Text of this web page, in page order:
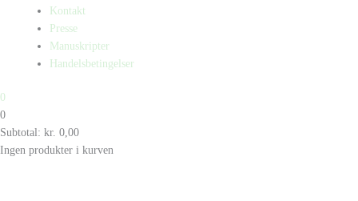
Kontakt
Presse
Manuskripter
Handelsbetingelser
0
0
Subtotal: kr. 0,00
Ingen produkter i kurven